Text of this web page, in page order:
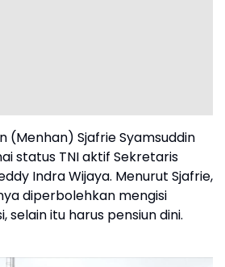
(Menhan) Sjafrie Syamsuddin
status TNI aktif Sekretaris
Indra Wijaya. Menurut Sjafrie,
diperbolehkan mengisi
selain itu harus pensiun dini.